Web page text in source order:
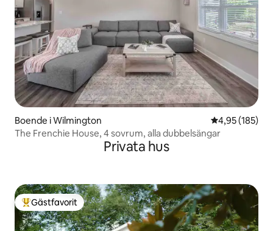
Boende i Wilmington 4,95 av 5 i
4,95 (185)
The Frenchie House, 4 sovrum, alla dubbelsängar
Privata hus
Populär gästfavorit
Gästfavorit